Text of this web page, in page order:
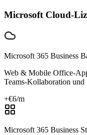
Microsoft Cloud-
Microsoft 365 Business
Web & Mobile Office-
Teams-Kollaboration
+€6/m
Microsoft 365 Business